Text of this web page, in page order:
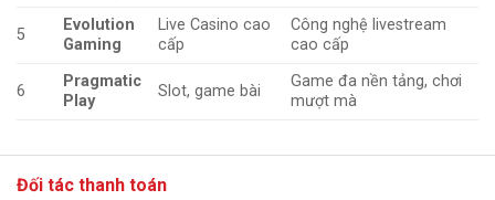
5
Evolution
Gaming
Live Casino cao
cấp
Công nghệ livestream
cao cấp
6
Pragmatic
Play
Slot, game bài
Game đa nền tảng, chơi
mượt mà
Đối tác thanh toán